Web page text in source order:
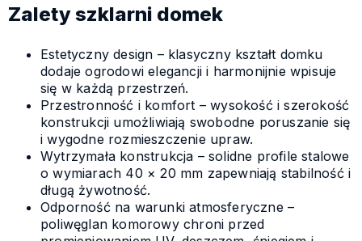
Zalety szklarni domek
Estetyczny design – klasyczny kształt domku
dodaje ogrodowi elegancji i harmonijnie wpisuje
się w każdą przestrzeń.
Przestronność i komfort – wysokość i szerokość
konstrukcji umożliwiają swobodne poruszanie się
i wygodne rozmieszczenie upraw.
Wytrzymała konstrukcja – solidne profile stalowe
o wymiarach 40 × 20 mm zapewniają stabilność i
długą żywotność.
Odporność na warunki atmosferyczne –
poliwęglan komorowy chroni przed